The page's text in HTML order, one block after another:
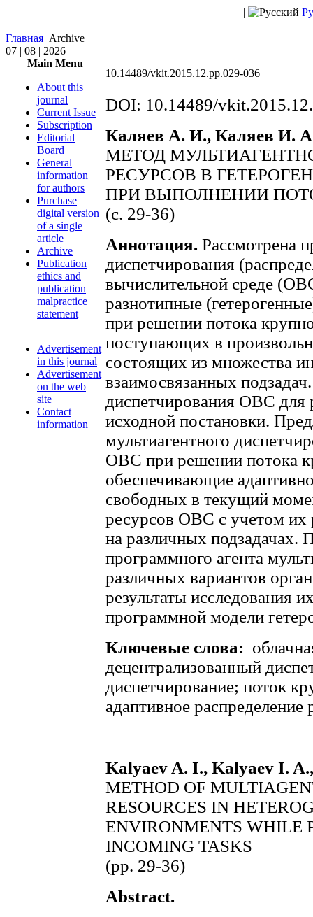
|
Главная Archive
07 | 08 | 2026
Main Menu
About this
journal
Current Issue
Subscription
Editorial
Board
General
information
for authors
Purchase
digital version
of a single
article
Archive
Publication
ethics and
publication
malpractice
statement
Advertisement
in this journal
Advertisement
on the web
site
Contact
information
10.14489/vkit.2015.12.pp.029-036
DOI: 10.14489/
Каляев А. И., Каляев И.
МЕТОД
РЕСУРСОВ В
ПРИ ВЫПОЛНЕНИИ
(c. 29-36)
Аннотация. Рассмотрена
диспетчирования
вычислительной среде
разнотипные
при решении потока
поступающих в
состоящих из множества
взаимосвязанных
диспетчирования ОВС для
исходной постановки.
мультиагентного
ОВС при решении потока
обеспечивающие
свободных в текущий
ресурсов ОВС с учетом их
на различных подзадачах.
программного агента
различных вариантов
результаты исследования
программной модели
Ключевые слова:
децентрализованный
диспетчирование; поток
адаптивное распределение
Kalyaev A. I., Kalyaev I.
METHOD OF
RESOURCES IN
ENVIRONMENTS WHILE
INCOMING TASKS
(pp. 29-36)
Abstract.